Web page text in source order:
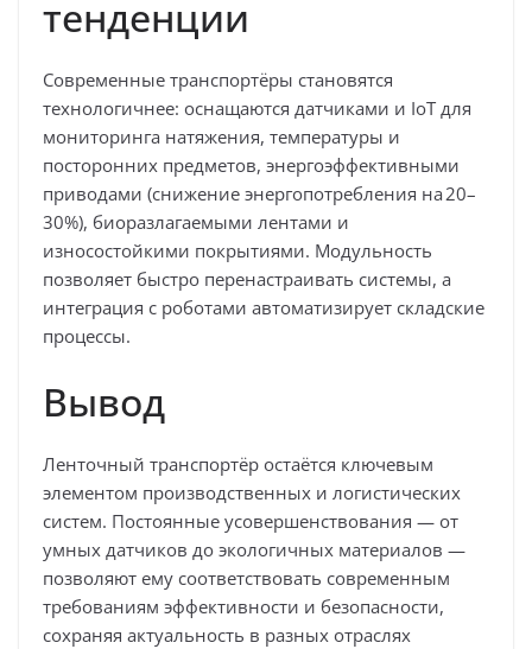
тенденции
Современные транспортёры становятся
технологичнее: оснащаются датчиками и IoT для
мониторинга натяжения, температуры и
посторонних предметов, энергоэффективными
приводами (снижение энергопотребления на20–
30%), биоразлагаемыми лентами и
износостойкими покрытиями. Модульность
позволяет быстро перенастраивать системы, а
интеграция с роботами автоматизирует складские
процессы.
Вывод
Ленточный транспортёр остаётся ключевым
элементом производственных и логистических
систем. Постоянные усовершенствования — от
умных датчиков до экологичных материалов —
позволяют ему соответствовать современным
требованиям эффективности и безопасности,
сохраняя актуальность в разных отраслях